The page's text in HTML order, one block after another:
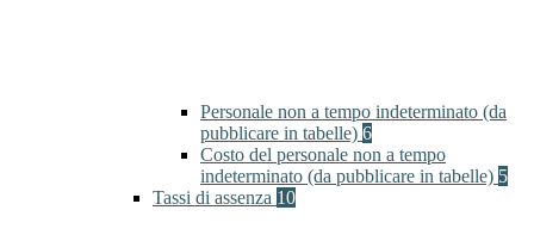
Personale non a tempo indeterminato (da
pubblicare in tabelle) 6
Costo del personale non a tempo
indeterminato (da pubblicare in tabelle) 5
Tassi di assenza 10